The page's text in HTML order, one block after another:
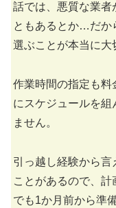
話では、悪質な業者
ともあるとか…だか
選ぶことが本当に大
作業時間の指定も料
にスケジュールを
ません。
引っ越し経験から言
ことがあるので、
でも1か月前から準